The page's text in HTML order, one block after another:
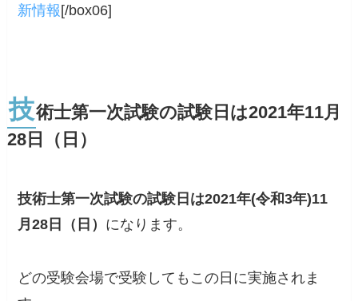
新情報[/box06]
技術士第一次試験の試験日は2021年11月
28日（日）
技術士第一次試験の試験日は2021年(令和3年)11
月28日（日） になります。
どの受験会場で受験してもこの日に実施されま